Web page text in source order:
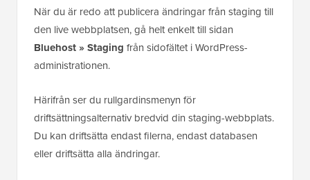
När du är redo att publicera ändringar från staging till
den live webbplatsen, gå helt enkelt till sidan
Bluehost » Staging från sidofältet i WordPress-
administrationen.
Härifrån ser du rullgardinsmenyn för
driftsättningsalternativ bredvid din staging-webbplats.
Du kan driftsätta endast filerna, endast databasen
eller driftsätta alla ändringar.